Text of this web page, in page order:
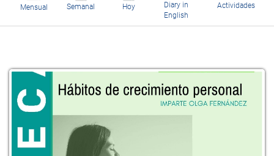
Mensual Semanal Hoy
Diary in
English
Actividades